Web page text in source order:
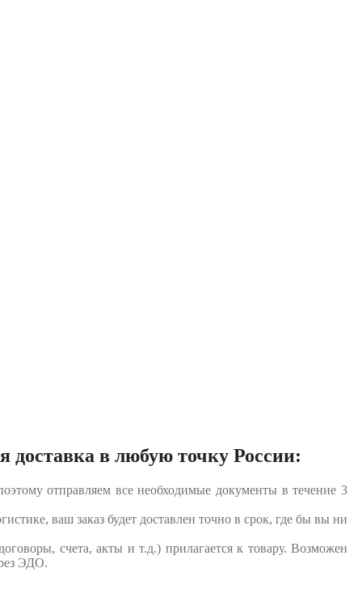
доставка в любую точку России:
отправляем все необходимые документы в течение 3
ваш заказ будет доставлен точно в срок, где бы вы ни
счета, акты и т.д.) прилагается к товару. Возможен
ЭДО.